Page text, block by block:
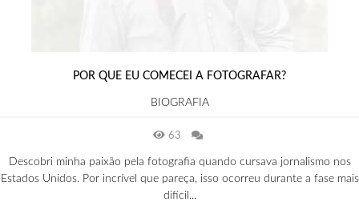
POR QUE EU COMECEI A FOTOGRAFAR?
BIOGRAFIA
63
Descobri minha paixão pela fotografia quando cursava jornalismo nos
Estados Unidos. Por incrível que pareça, isso ocorreu durante a fase mais
difícil...